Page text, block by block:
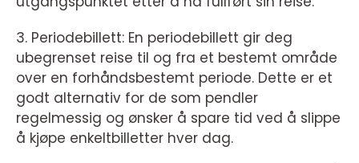
3. Periodebillett: En periodebillett gir deg
ubegrenset reise til og fra et bestemt område
over en forhåndsbestemt periode. Dette er et
godt alternativ for de som pendler
regelmessig og ønsker å spare tid ved å slippe
å kjøpe enkeltbilletter hver dag.